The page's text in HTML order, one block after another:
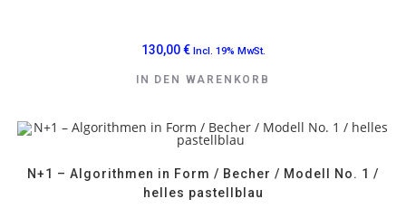
130,00€ Incl. 19% MwSt.
IN DEN WARENKORB
N+1 – Algorithmen in Form / Becher / Modell No. 1 /
helles pastellblau